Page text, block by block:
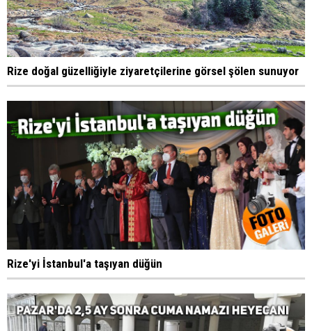
Rize doğal güzelliğiyle ziyaretçilerine görsel şölen sunuyor
Rize'yi İstanbul'a taşıyan düğün